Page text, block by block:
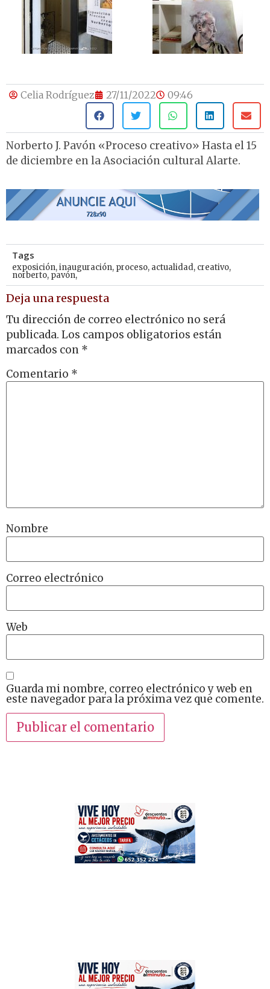
Celia Rodríguez 27/11/2022 09:46
Norberto J. Pavón «Proceso creativo» Hasta el 15
de diciembre en la Asociación cultural Alarte.
Tags
exposición,inauguración, proceso, actualidad, creativo,
norberto, pavón,
Deja una respuesta
Tu dirección de correo electrónico no será
publicada. Los campos obligatorios están
marcados con *
Comentario *
Nombre
Correo electrónico
Web
Guarda mi nombre, correo electrónico y web en
este navegador para la próxima vez que comente.